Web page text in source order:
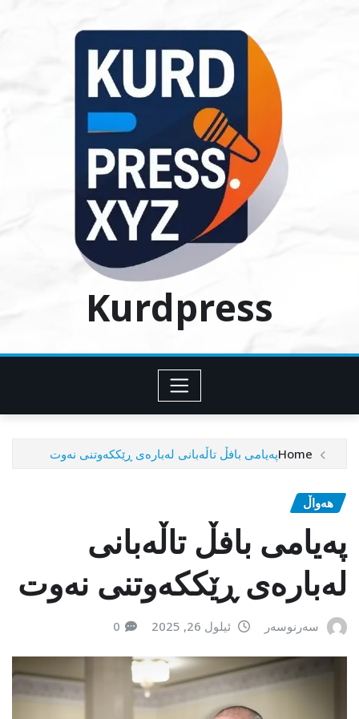
Kurdpress
Homeپەیامی بافڵ تاڵەبانی لەبارەی ڕێککەوتنی نەوت
هەواڵ
پەیامی بافڵ تاڵەبانی
لەبارەی ڕێککەوتنی نەوت
سەرنوسەر ئیلول 26, 2025 0